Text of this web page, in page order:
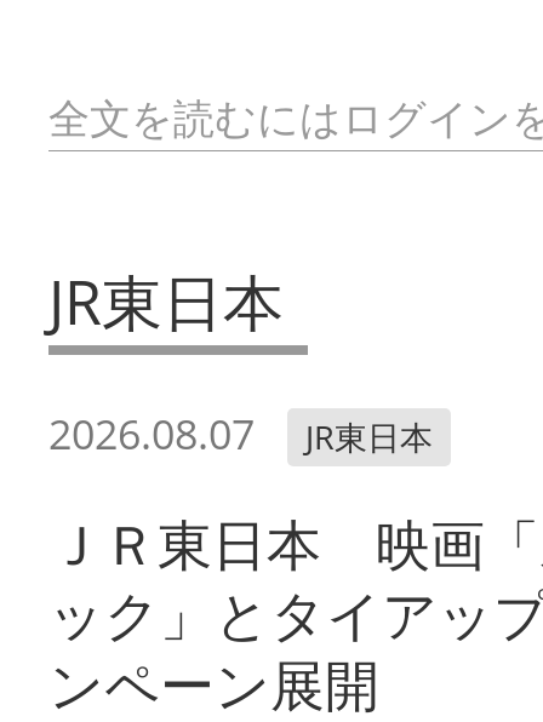
全文を読むにはログイン
JR東日本
2026.08.07 JR東日本
ＪＲ東日本 映画
ック」とタイアッ
ンペーン展開